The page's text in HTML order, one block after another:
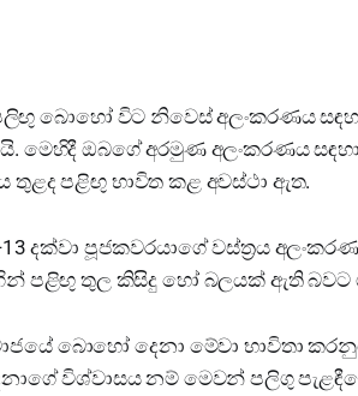
බොහෝ විට නිවෙස් අලංකරණය
මෙහිදී ඔබගේ අරමුණ අලංකරණය
තුළද පළිඟු භාවිත කළ අවස්ථා ඇත.
දක්වා පූජකවරයාගේ වස්ත්‍රය
පළිඟු තුල කිසිදු හෝ බලයක් ඇති බවට
බොහෝ දෙනා මේවා භාවිතා
විශ්වාසය නම් මෙවන් පලිගු